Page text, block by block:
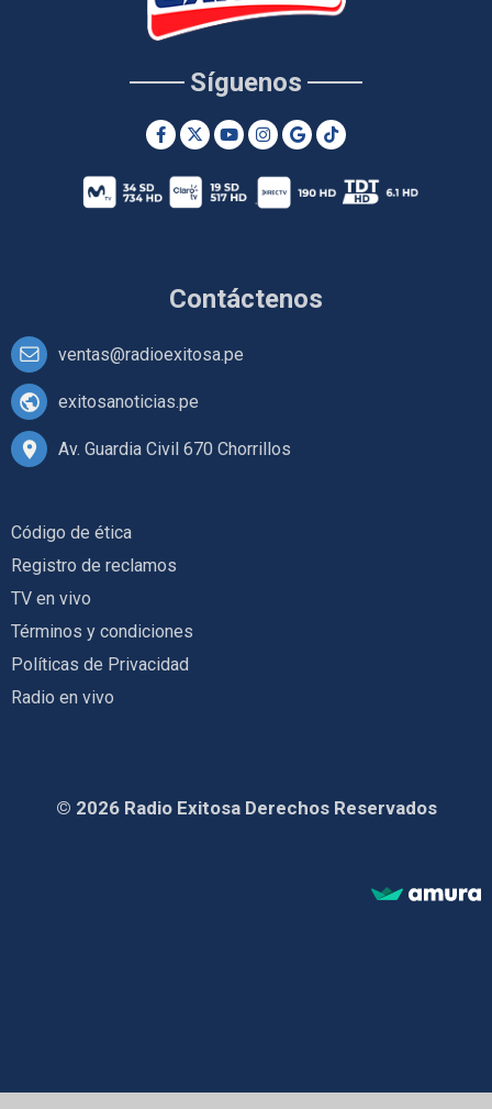
Contáctenos
ventas@radioexitosa.pe
exitosanoticias.pe
Av. Guardia Civil 670 Chorrillos
Síguenos
Código de ética
Registro de reclamos
TV en vivo
Términos y condiciones
Políticas de Privacidad
Radio en vivo
© 2026 Radio Exitosa Derechos Reservados